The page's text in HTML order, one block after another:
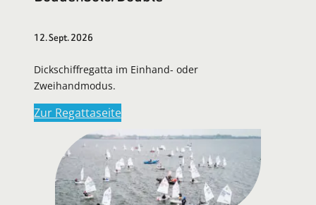
12. Sept. 2026
Dickschiffregatta im Einhand- oder
Zweihandmodus.
Zur Regattaseite